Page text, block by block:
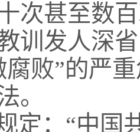
次甚至数
训发人深
腐败”的严
。
定：“中国